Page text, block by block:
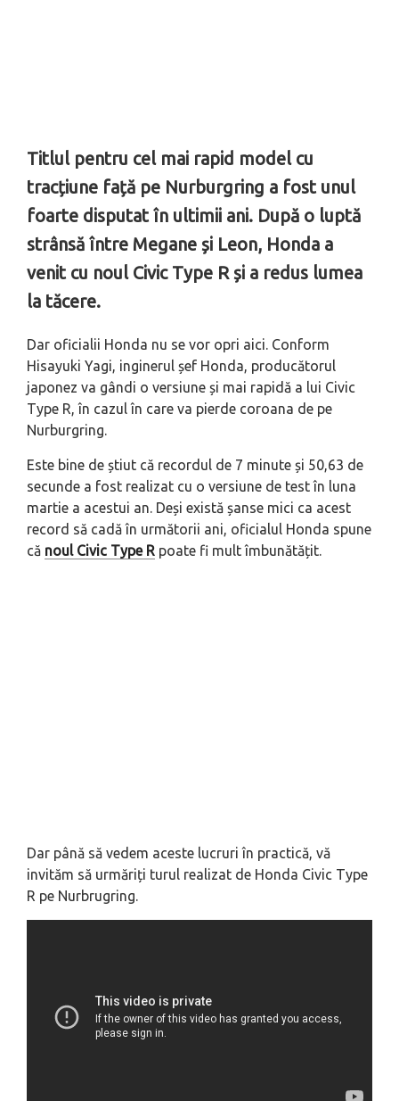
Titlul pentru cel mai rapid model cu
tracțiune față pe Nurburgring a fost unul
foarte disputat în ultimii ani. După o luptă
strânsă între Megane și Leon, Honda a
venit cu noul Civic Type R și a redus lumea
la tăcere.
Dar oficialii Honda nu se vor opri aici. Conform
Hisayuki Yagi, inginerul șef Honda, producătorul
japonez va gândi o versiune și mai rapidă a lui Civic
Type R, în cazul în care va pierde coroana de pe
Nurburgring.
Este bine de știut că recordul de 7 minute și 50,63 de
secunde a fost realizat cu o versiune de test în luna
martie a acestui an. Deși există șanse mici ca acest
record să cadă în următorii ani, oficialul Honda spune
că noul Civic Type R poate fi mult îmbunătățit.
Dar până să vedem aceste lucruri în practică, vă
invităm să urmăriți turul realizat de Honda Civic Type
R pe Nurbrugring.